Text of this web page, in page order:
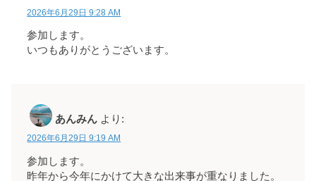
2026年6月29日 9:28 AM
参加します。
いつもありがとうございます。
あんみん より:
2026年6月29日 9:19 AM
参加します。
昨年から今年にかけて大きな出来事が重なりました。